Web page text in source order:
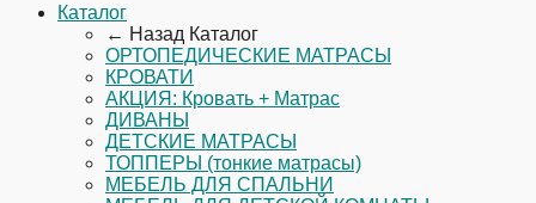
Каталог
← Назад Каталог
ОРТОПЕДИЧЕСКИЕ МАТРАСЫ
КРОВАТИ
АКЦИЯ: Кровать + Матрас
ДИВАНЫ
ДЕТСКИЕ МАТРАСЫ
ТОППЕРЫ (тонкие матрасы)
МЕБЕЛЬ ДЛЯ СПАЛЬНИ